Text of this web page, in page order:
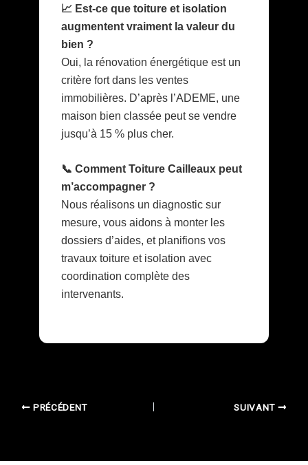
📈 Est-ce que toiture et isolation
augmentent vraiment la valeur du
bien ?
Oui, la rénovation énergétique est un
critère fort dans les ventes
immobilières. D’après l’ADEME, une
maison bien classée peut se vendre
jusqu’à 15 % plus cher.
📞 Comment Toiture Cailleaux peut
m’accompagner ?
Nous réalisons un diagnostic sur
mesure, vous aidons à monter les
dossiers d’aides, et planifions vos
travaux toiture et isolation avec
coordination complète des
intervenants.
PRÉCÉDENT SUIVANT